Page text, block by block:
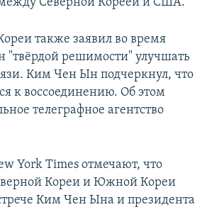
Северной Кореей и США.
также заявил во время
"твёрдой решимости" улучшать
Ким Чен Ын подчеркнул, что
к воссоединению. Об этом
телеграфное агентство
York Times отмечают, что
Кореи и Южной Кореи
Ким Чен Ына и президента